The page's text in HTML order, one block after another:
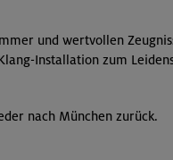
und wertvollen
Installation zum
nach München zurück.